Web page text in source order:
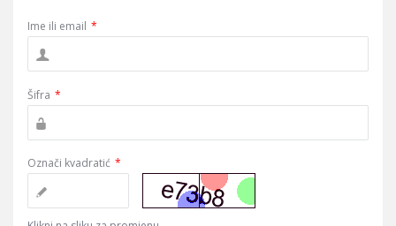
Ime ili email *
Šifra *
Označi kvadratić *